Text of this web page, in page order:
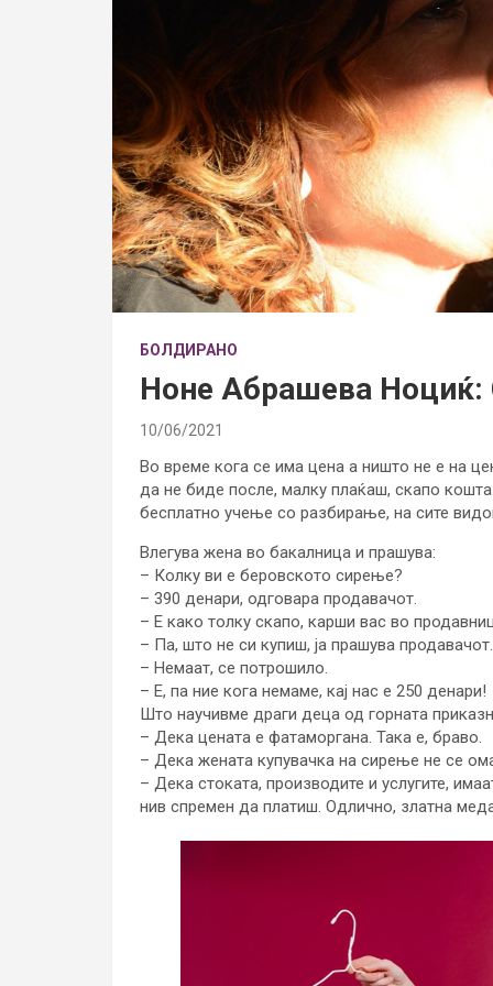
БОЛДИРАНО
Ноне Абрашева Ноциќ:
10/06/2021
Во време кога се има цена а ништо не е на
да не биде после, малку плаќаш, скапо
бесплатно учење со разбирање, на сите
Влегува жена во бакалница и прашува:
– Колку ви е беровското сирење?
– 390 денари, одговара продавачот.
– Е како толку скапо, карши вас во
– Па, што не си купиш, ја прашува продавачот.
– Немаат, се потрошило.
– Е, па ние кога немаме, кај нас е 250 денари!
Што научивме драги деца од горната
– Дека цената е фатаморгана. Така е, браво.
– Дека жената купувачка на сирење не се
– Дека стоката, производите и услугите,
нив спремен да платиш. Одлично, златна